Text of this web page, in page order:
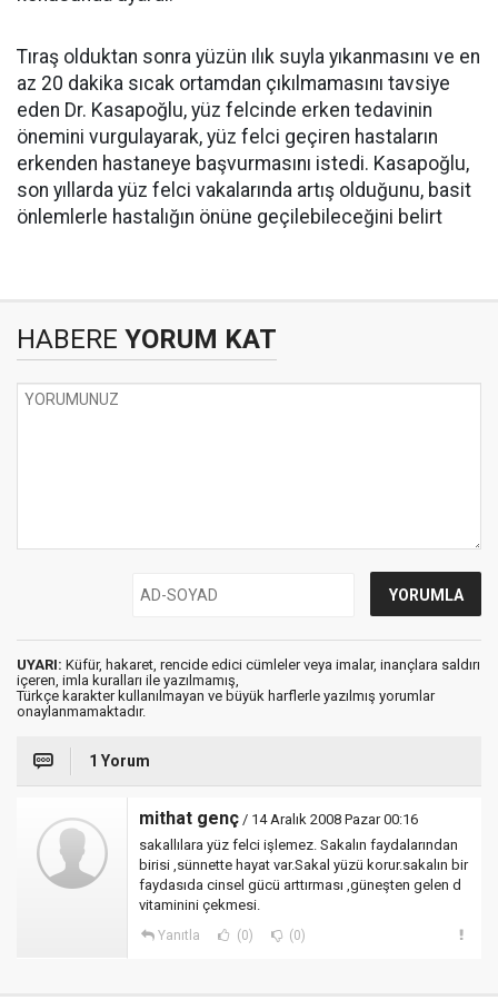
Tıraş olduktan sonra yüzün ılık suyla yıkanmasını ve en
az 20 dakika sıcak ortamdan çıkılmamasını tavsiye
eden Dr. Kasapoğlu, yüz felcinde erken tedavinin
önemini vurgulayarak, yüz felci geçiren hastaların
erkenden hastaneye başvurmasını istedi. Kasapoğlu,
son yıllarda yüz felci vakalarında artış olduğunu, basit
önlemlerle hastalığın önüne geçilebileceğini belirt
HABERE YORUM KAT
UYARI: Küfür, hakaret, rencide edici cümleler veya imalar, inançlara saldırı
içeren, imla kuralları ile yazılmamış,
Türkçe karakter kullanılmayan ve büyük harflerle yazılmış yorumlar
onaylanmamaktadır.
1 Yorum
mithat genç / 14 Aralık 2008 Pazar 00:16
sakallılara yüz felci işlemez. Sakalın faydalarından
birisi ,sünnette hayat var.Sakal yüzü korur.sakalın bir
faydasıda cinsel gücü arttırması ,güneşten gelen d
vitaminini çekmesi.
Yanıtla (0) (0)